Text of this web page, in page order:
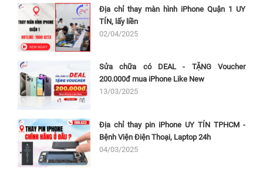
Địa chỉ thay màn hình iPhone Quận 1 UY
TÍN, lấy liền
02/04/2025
Sửa chữa có DEAL - TẶNG Voucher
200.000đ mua iPhone Like New
13/03/2025
Địa chỉ thay pin iPhone UY TÍN TPHCM -
Bệnh Viện Điện Thoại, Laptop 24h
04/03/2025